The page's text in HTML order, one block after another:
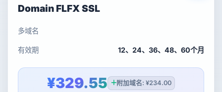
Domain FLFX SSL
多域名
有效期 12、24、36、48、60个月
¥329.55 附加域名: ¥234.00